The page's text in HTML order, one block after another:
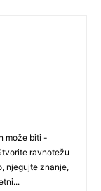
može biti -
ravnotežu
njegujte znanje,